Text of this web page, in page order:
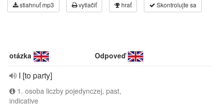
stiahnuť mp3 vytlačiť hrať Skontrolujte sa
otázka Odpoveď
I [to party]
1. osoba liczby pojedynczej, past,
indicative